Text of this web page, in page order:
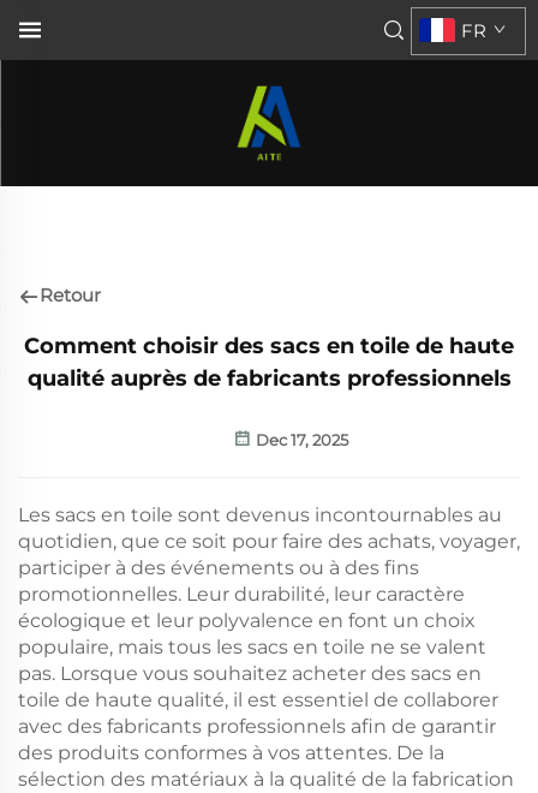
FR
Retour
Comment choisir des sacs en toile de haute
qualité auprès de fabricants professionnels
Dec 17, 2025
Les sacs en toile sont devenus incontournables au
quotidien, que ce soit pour faire des achats, voyager,
participer à des événements ou à des fins
promotionnelles. Leur durabilité, leur caractère
écologique et leur polyvalence en font un choix
populaire, mais tous les sacs en toile ne se valent
pas. Lorsque vous souhaitez acheter des sacs en
toile de haute qualité, il est essentiel de collaborer
avec des fabricants professionnels afin de garantir
des produits conformes à vos attentes. De la
sélection des matériaux à la qualité de la fabrication